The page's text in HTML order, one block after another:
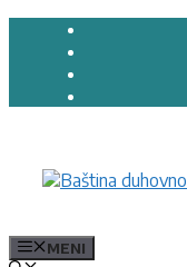
Preskoči
MENI